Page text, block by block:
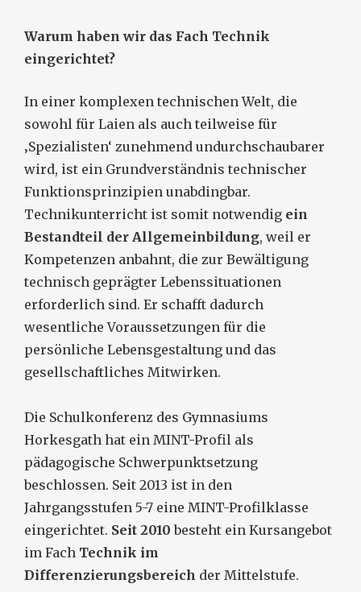
Warum haben wir das Fach Technik
eingerichtet?
In einer komplexen technischen Welt, die
sowohl für Laien als auch teilweise für
‚Spezialisten‘ zunehmend undurchschaubarer
wird, ist ein Grundverständnis technischer
Funktionsprinzipien unabdingbar.
Technikunterricht ist somit notwendig ein
Bestandteil der Allgemeinbildung, weil er
Kompetenzen anbahnt, die zur Bewältigung
technisch geprägter Lebenssituationen
erforderlich sind. Er schafft dadurch
wesentliche Voraussetzungen für die
persönliche Lebensgestaltung und das
gesellschaftliches Mitwirken.
Die Schulkonferenz des Gymnasiums
Horkesgath hat ein MINT-Profil als
pädagogische Schwerpunktsetzung
beschlossen. Seit 2013 ist in den
Jahrgangsstufen 5-7 eine MINT-Profilklasse
eingerichtet. Seit 2010 besteht ein Kursangebot
im Fach Technik im
Differenzierungsbereich der Mittelstufe.